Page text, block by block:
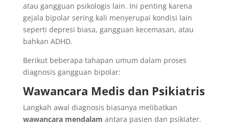
atau gangguan psikologis lain. Ini penting karena
gejala bipolar sering kali menyerupai kondisi lain
seperti depresi biasa, gangguan kecemasan, atau
bahkan ADHD.
Berikut beberapa tahapan umum dalam proses
diagnosis gangguan bipolar:
Wawancara Medis dan Psikiatris
Langkah awal diagnosis biasanya melibatkan
wawancara mendalam antara pasien dan psikiater.